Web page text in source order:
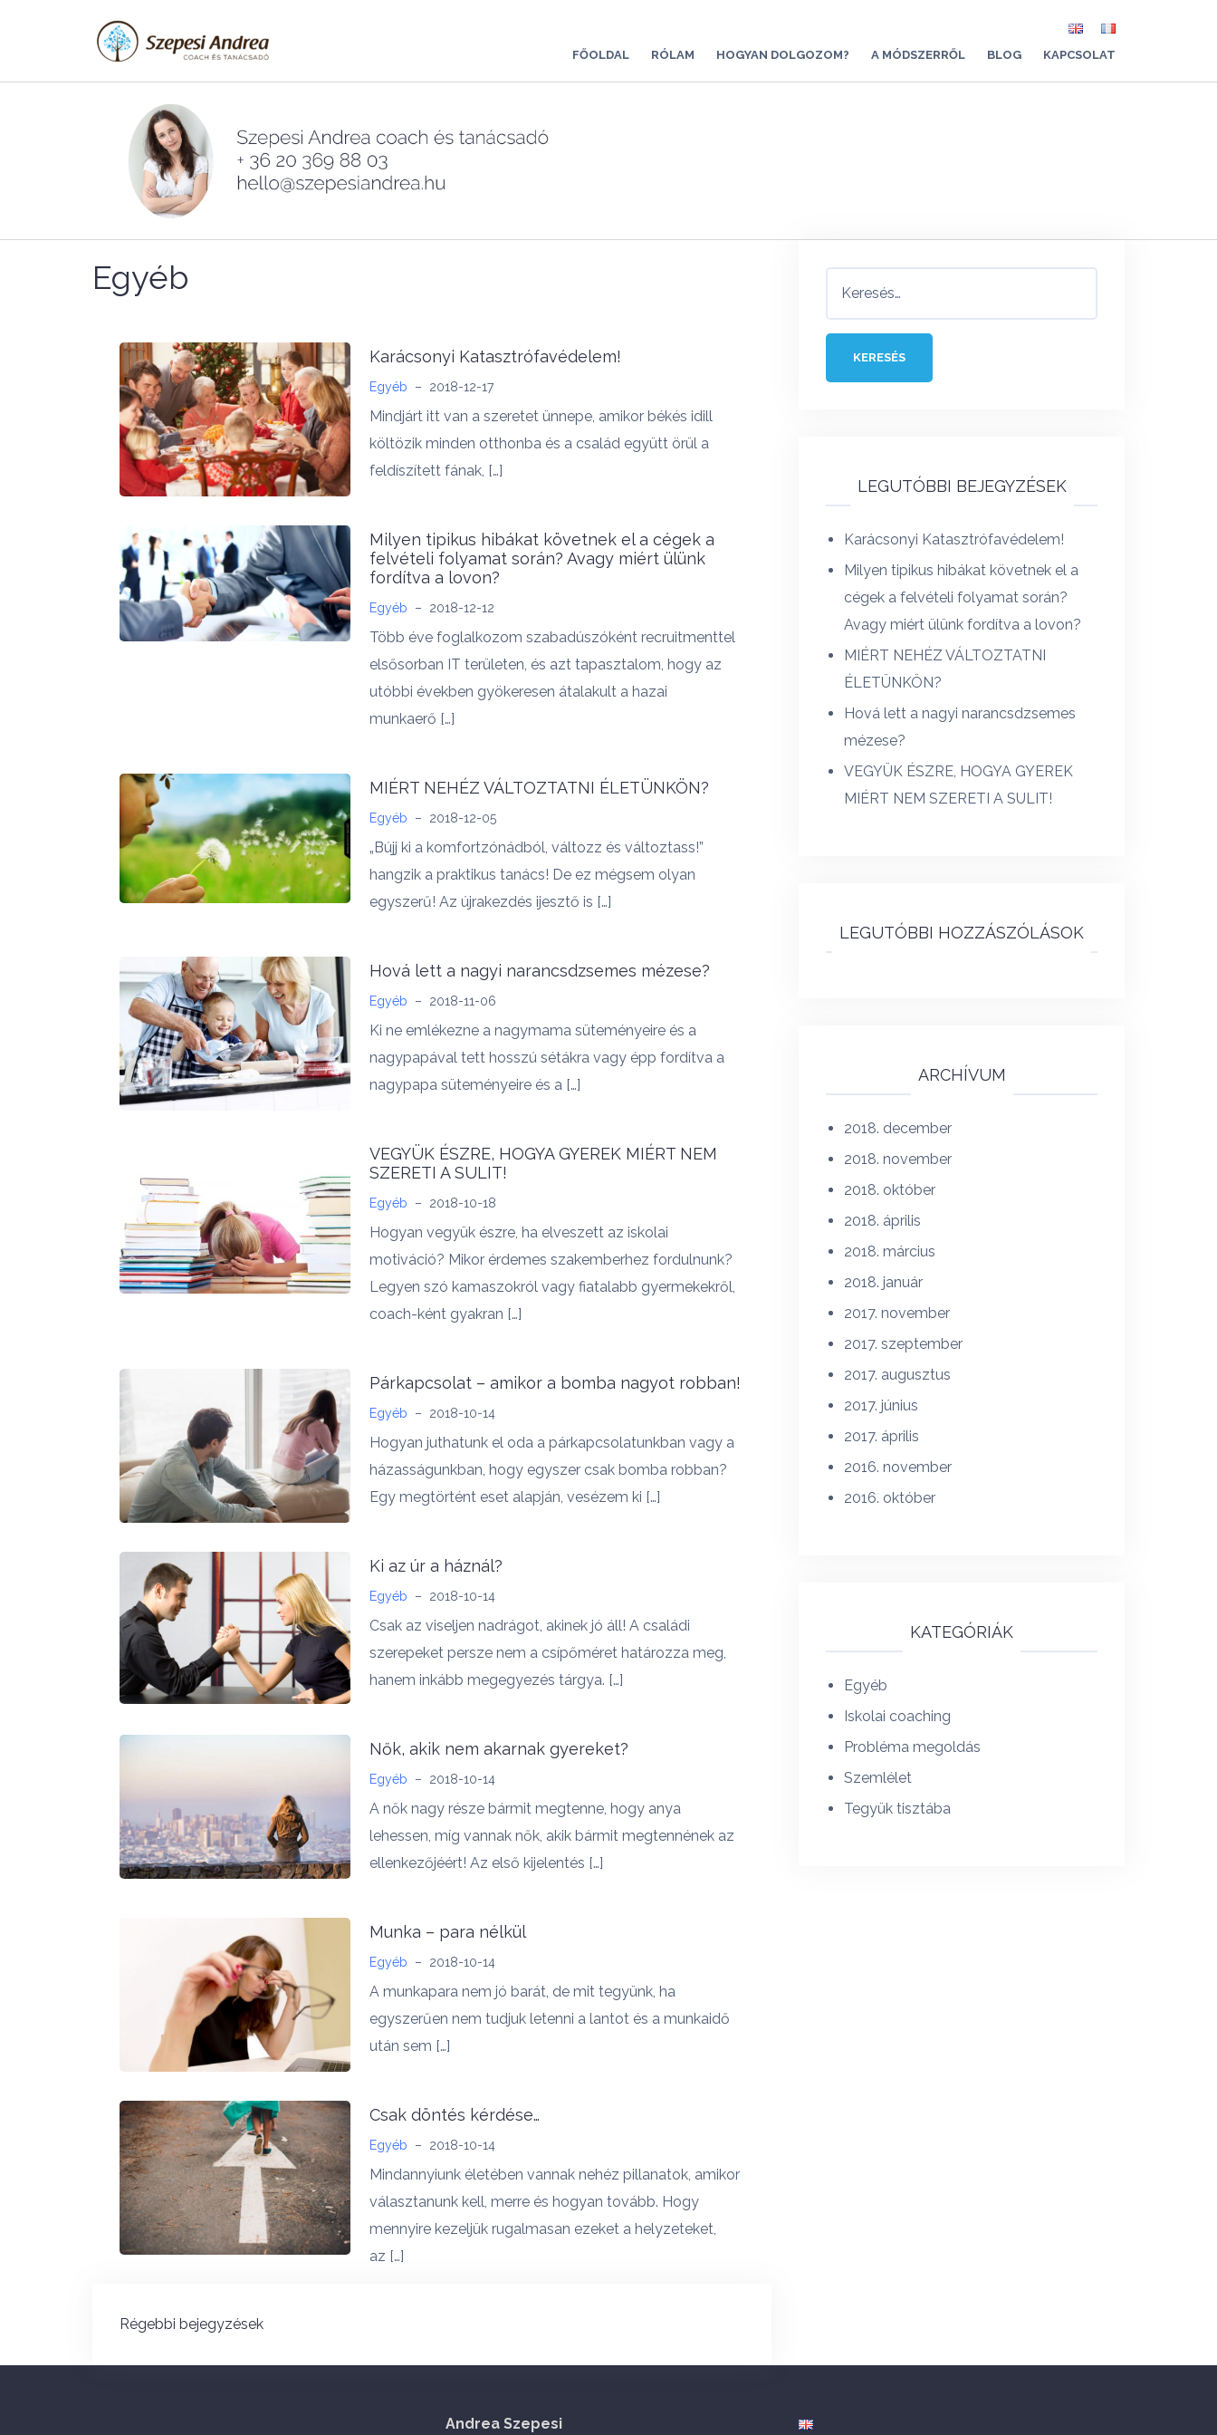
FŐOLDAL RÓLAM HOGYAN DOLGOZOM? A MÓDSZERRŐL BLOG KAPCSOLAT
Egyéb
Karácsonyi Katasztrófavédelem!
Egyéb – 2018-12-17
Mindjárt itt van a szeretet ünnepe, amikor békés idill
költözik minden otthonba és a család együtt örül a
feldíszített fának, […]
Milyen tipikus hibákat követnek el a cégek a
felvételi folyamat során? Avagy miért ülünk
fordítva a lovon?
Egyéb – 2018-12-12
Több éve foglalkozom szabadúszóként recruitmenttel
elsősorban IT területen, és azt tapasztalom, hogy az
utóbbi években gyökeresen átalakult a hazai
munkaerő […]
MIÉRT NEHÉZ VÁLTOZTATNI ÉLETÜNKÖN?
Egyéb – 2018-12-05
„Bújj ki a komfortzónádból, változz és változtass!”
hangzik a praktikus tanács! De ez mégsem olyan
egyszerű! Az újrakezdés ijesztő is […]
Hová lett a nagyi narancsdzsemes mézese?
Egyéb – 2018-11-06
Ki ne emlékezne a nagymama süteményeire és a
nagypapával tett hosszú sétákra vagy épp fordítva a
nagypapa süteményeire és a […]
VEGYÜK ÉSZRE, HOGYA GYEREK MIÉRT NEM
SZERETI A SULIT!
Egyéb – 2018-10-18
Hogyan vegyük észre, ha elveszett az iskolai
motiváció? Mikor érdemes szakemberhez fordulnunk?
Legyen szó kamaszokról vagy fiatalabb gyermekekről,
coach-ként gyakran […]
Párkapcsolat – amikor a bomba nagyot robban!
Egyéb – 2018-10-14
Hogyan juthatunk el oda a párkapcsolatunkban vagy a
házasságunkban, hogy egyszer csak bomba robban?
Egy megtörtént eset alapján, vesézem ki […]
Ki az úr a háznál?
Egyéb – 2018-10-14
Csak az viseljen nadrágot, akinek jó áll! A családi
szerepeket persze nem a csípőméret határozza meg,
hanem inkább megegyezés tárgya. […]
Nők, akik nem akarnak gyereket?
Egyéb – 2018-10-14
A nők nagy része bármit megtenne, hogy anya
lehessen, míg vannak nők, akik bármit megtennének az
ellenkezőjéért! Az első kijelentés […]
Munka – para nélkül
Egyéb – 2018-10-14
A munkapara nem jó barát, de mit tegyünk, ha
egyszerűen nem tudjuk letenni a lantot és a munkaidő
után sem […]
Csak döntés kérdése…
Egyéb – 2018-10-14
Mindannyiunk életében vannak nehéz pillanatok, amikor
választanunk kell, merre és hogyan tovább. Hogy
mennyire kezeljük rugalmasan ezeket a helyzeteket,
az […]
Bejegyzés
navigáció
Régebbi bejegyzések
LEGUTÓBBI BEJEGYZÉSEK
Karácsonyi Katasztrófavédelem!
Milyen tipikus hibákat követnek el a
cégek a felvételi folyamat során?
Avagy miért ülünk fordítva a lovon?
MIÉRT NEHÉZ VÁLTOZTATNI
ÉLETÜNKÖN?
Hová lett a nagyi narancsdzsemes
mézese?
VEGYÜK ÉSZRE, HOGYA GYEREK
MIÉRT NEM SZERETI A SULIT!
LEGUTÓBBI HOZZÁSZÓLÁSOK
ARCHÍVUM
2018. december
2018. november
2018. október
2018. április
2018. március
2018. január
2017. november
2017. szeptember
2017. augusztus
2017. június
2017. április
2016. november
2016. október
KATEGÓRIÁK
Egyéb
Iskolai coaching
Probléma megoldás
Szemlélet
Tegyük tisztába
Andrea Szepesi